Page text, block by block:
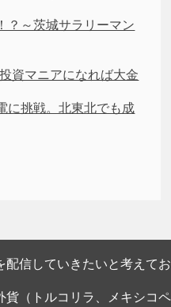
？～茨城サラリーマン
資マニアになれば大金
に挑戦。北東北でも成
信していきたいと考えてお
貨（トルコリラ、メキシコペ